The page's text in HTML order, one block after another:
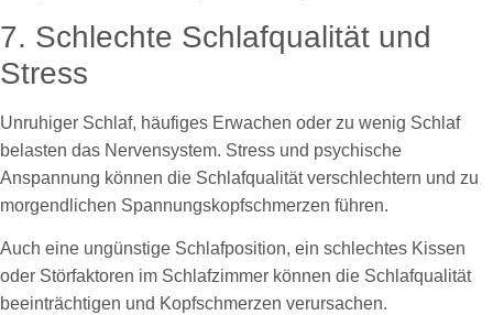
7. Schlechte Schlafqualität und
Stress
Unruhiger Schlaf, häufiges Erwachen oder zu wenig Schlaf
belasten das Nervensystem. Stress und psychische
Anspannung können die Schlafqualität verschlechtern und zu
morgendlichen Spannungskopfschmerzen führen.
Auch eine ungünstige Schlafposition, ein schlechtes Kissen
oder Störfaktoren im Schlafzimmer können die Schlafqualität
beeinträchtigen und Kopfschmerzen verursachen.